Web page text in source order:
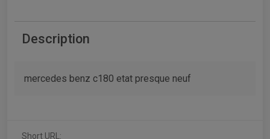
Description
mercedes benz c180 etat presque neuf
Short URL: